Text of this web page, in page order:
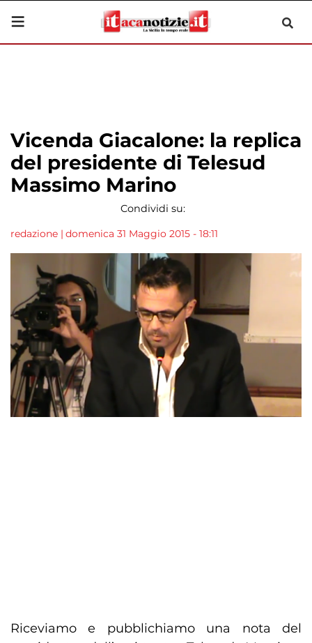
Vicenda Giacalone: la replica
del presidente di Telesud
Massimo Marino
Condividi su:
redazione | domenica 31 Maggio 2015 - 18:11
Riceviamo e pubblichiamo una nota del